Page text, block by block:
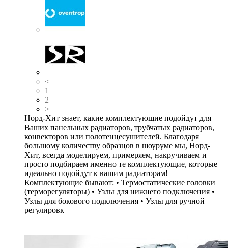
<
1
2
>
Норд-Хит знает, какие комплектующие подойдут для
Ваших панельных радиаторов, трубчатых радиаторов,
конвекторов или полотенцесушителей. Благодаря
большому количеству образцов в шоуруме мы, Норд-
Хит, всегда моделируем, примеряем, накручиваем и
просто подбираем именно те комплектующие, которые
идеально подойдут к вашим радиаторам!
Комплектующие бывают: • Термостатические головки
(терморегуляторы) • Узлы для нижнего подключения •
Узлы для бокового подключения • Узлы для ручной
регулировк